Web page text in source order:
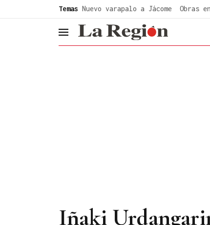
Temas Nuevo varapalo a Jácome Obras
header.menu.open
Iñaki